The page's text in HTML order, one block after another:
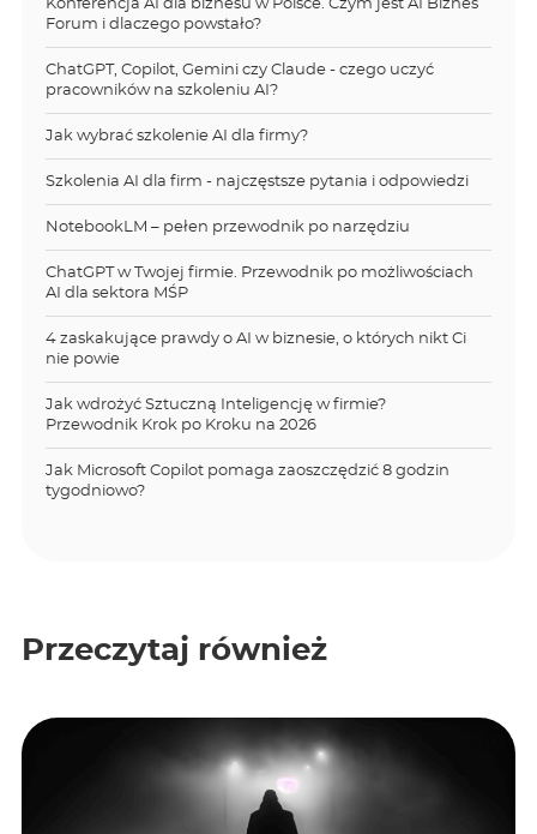
Konferencja AI dla biznesu w Polsce. Czym jest AI Biznes
Forum i dlaczego powstało?
ChatGPT, Copilot, Gemini czy Claude - czego uczyć
pracowników na szkoleniu AI?
Jak wybrać szkolenie AI dla firmy?
Szkolenia AI dla firm - najczęstsze pytania i odpowiedzi
NotebookLM – pełen przewodnik po narzędziu
ChatGPT w Twojej firmie. Przewodnik po możliwościach
AI dla sektora MŚP
4 zaskakujące prawdy o AI w biznesie, o których nikt Ci
nie powie
Jak wdrożyć Sztuczną Inteligencję w firmie?
Przewodnik Krok po Kroku na 2026
Jak Microsoft Copilot pomaga zaoszczędzić 8 godzin
tygodniowo?
Przeczytaj również